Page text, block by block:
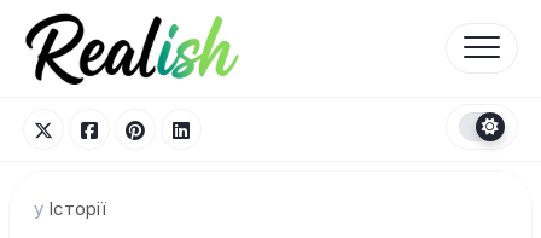
Перейти
вмісту
у Історії